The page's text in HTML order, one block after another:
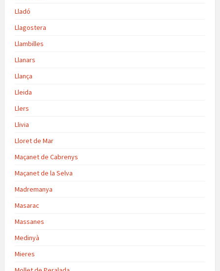
Lladó
Llagostera
Llambilles
Llanars
Llança
Lleida
Llers
Llivia
Lloret de Mar
Maçanet de Cabrenys
Maçanet de la Selva
Madremanya
Masarac
Massanes
Medinyà
Mieres